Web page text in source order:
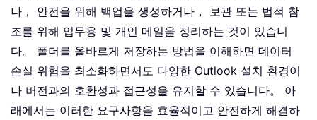
나， 안전을 위해 백업을 생성하거나， 보관 또는 법적 참
조를 위해 업무용 및 개인 메일을 정리하는 것이 있습니
다。 폴더를 올바르게 저장하는 방법을 이해하면 데이터
손실 위험을 최소화하면서도 다양한 Outlook 설치 환경이
나 버전과의 호환성과 접근성을 유지할 수 있습니다。 아
래에서는 이러한 요구사항을 효율적이고 안전하게 해결하